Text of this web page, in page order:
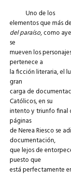
Uno de los
elementos que más
del paraíso, como
se
mueven los
pertenece a
la ficción literaria, el
gran
carga de
Católicos, en su
intento y triunfo final
páginas
de Nerea Riesco se
documentación,
que lejos de
puesto que
está perfectamente